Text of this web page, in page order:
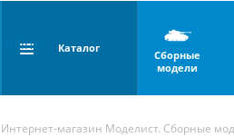
Каталог
Сборные
модели
Интернет-магазин Моделист. Сборные